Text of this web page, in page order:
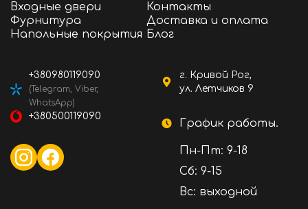
Входные двери
Фурнитура
Напольные покрытия
Контакты
Доставка и оплата
Блог
г. Кривой Рог,
ул. Летчиков 9
График работы.
Пн-Пт: 9-18
Сб: 9-15
Вс: выходной
+380980119090
(Telegram, Viber,
WhatsApp)
+380500119090